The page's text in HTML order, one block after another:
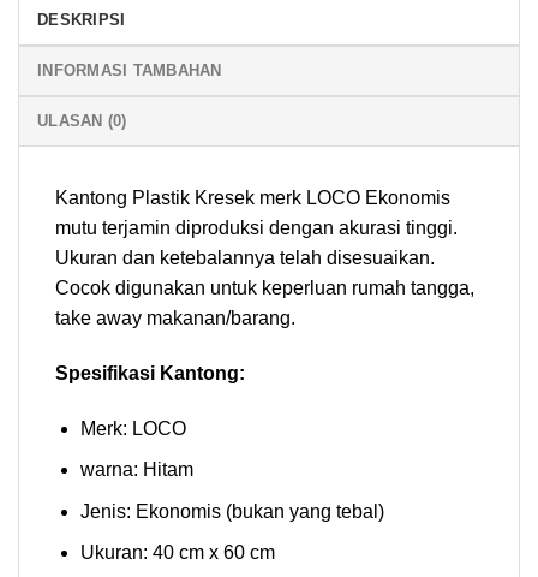
DESKRIPSI
INFORMASI TAMBAHAN
ULASAN (0)
Kantong Plastik Kresek merk LOCO Ekonomis
mutu terjamin diproduksi dengan akurasi tinggi.
Ukuran dan ketebalannya telah disesuaikan.
Cocok digunakan untuk keperluan rumah tangga,
take away makanan/barang.
Spesifikasi Kantong:
Merk: LOCO
warna: Hitam
Jenis: Ekonomis (bukan yang tebal)
Ukuran: 40 cm x 60 cm